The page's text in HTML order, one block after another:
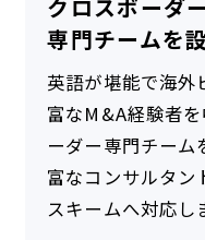
クロスボーダ
専門チームを
英語が堪能で海外
富なM&A経験者
ーダー専門チーム
富なコンサルタ
スキームへ対応し